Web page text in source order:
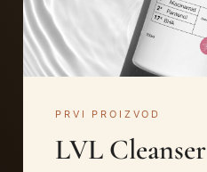
PRVI PROIZVOD
LVL Cleanser